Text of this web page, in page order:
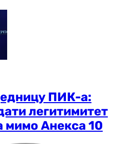
ПИК-а:
легитимитет
Анекса 10